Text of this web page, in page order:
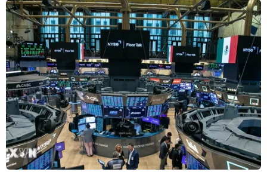
nguy cơ lớn đối với kinh tế toàn cầu
04/10/2024 05:19
Theo ước tính của IMF, Tổng sản phẩm quốc nội (GDP)
của Gaza đã giảm 86%, trong khi GDP của Bờ Tây khả
năng giảm 25% trong nửa đầu năm 2024 và nguy cơ
suy thoái tiếp tục gia tăng.